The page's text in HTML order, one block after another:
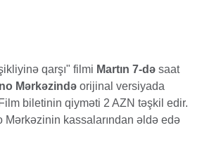
qarşı" filmi Martın 7-də saat
Mərkəzində orijinal versiyada
biletinin qiyməti 2 AZN təşkil edir.
Mərkəzinin kassalarından əldə edə